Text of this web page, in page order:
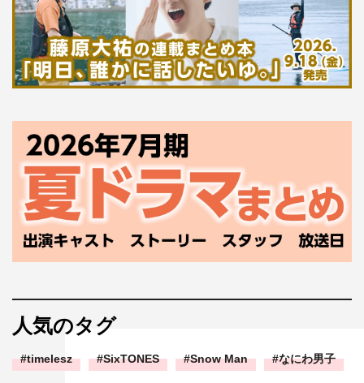
人気のタグ
timelesz SixTONES Snow Man なにわ男子